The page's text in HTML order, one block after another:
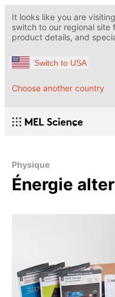
It looks like you are
switch to our regional site
product details, and
Switch to USA
Choose another country
Physique
Énergie